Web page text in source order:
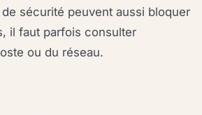
sécurité peuvent aussi bloquer
il faut parfois consulter
ou du réseau.